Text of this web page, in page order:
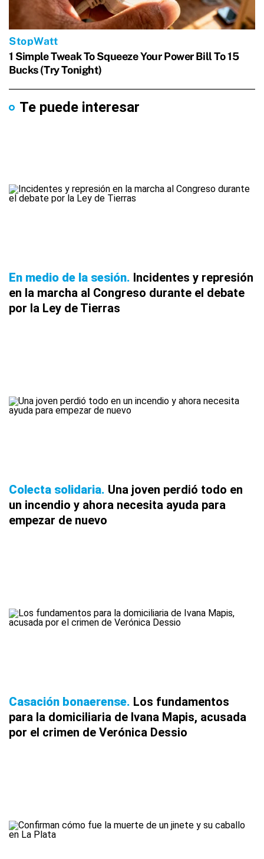
Te puede interesar
En medio de la sesión Incidentes y represión
en la marcha al Congreso durante el debate
por la Ley de Tierras
Colecta solidaria Una joven perdió todo en
un incendio y ahora necesita ayuda para
empezar de nuevo
Casación bonaerense Los fundamentos
para la domiciliaria de Ivana Mapis, acusada
por el crimen de Verónica Dessio